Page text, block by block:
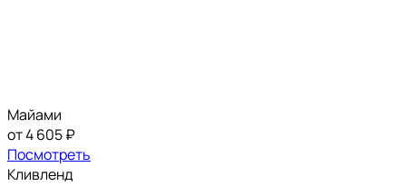
Майами
от 4 605 ₽
Посмотреть
Кливленд